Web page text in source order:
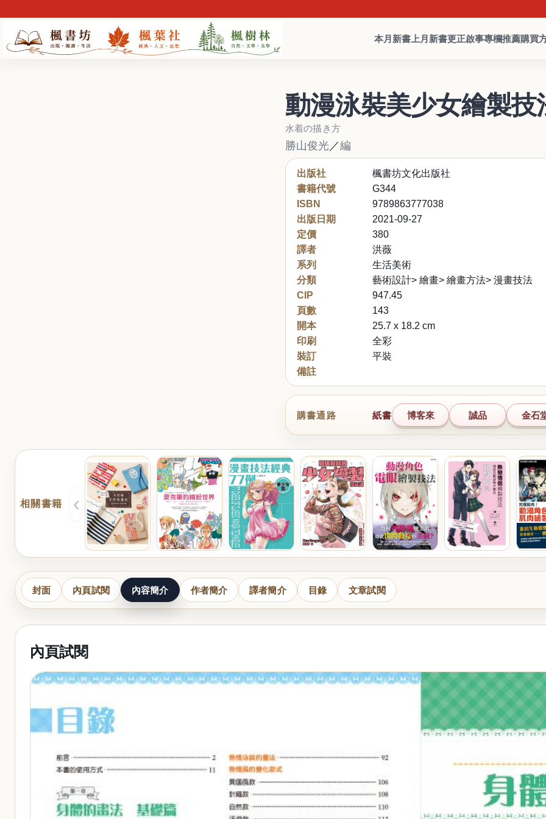
本月新書 上月新書更正啟事專欄推薦購買
動漫泳裝美少女繪製技
水着の描き方
勝山俊光 ／編
出版社
楓書坊文化出版社
書籍代號
G344
ISBN
9789863777038
出版日期
2021-09-27
定價
380
譯者
洪薇
系列
生活美術
分類
藝術設計> 繪畫> 繪畫方法> 漫畫技法
CIP
947.45
頁數
143
開本
25.7 x 18.2 cm
印刷
全彩
裝訂
平裝
備註
購書通路 紙書 博客來 誠品 金石
相關書籍 ‹
封面 內頁試閱 內容簡介 作者簡介 譯者簡介 目錄 文章試閱
內頁試閱